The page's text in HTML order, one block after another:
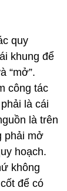
quy
khung để
“mở”.
công tác
là cái
là trên
phải mở
hoạch.
không
để có